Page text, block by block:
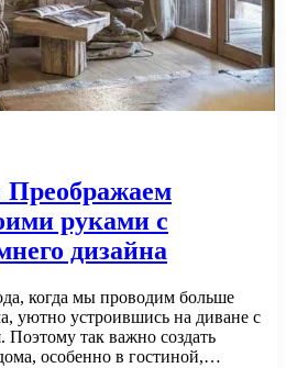
Преображаем
руками с
дизайна
когда мы проводим больше
уютно устроившись на диване с
Поэтому так важно создать
особенно в гостиной,…